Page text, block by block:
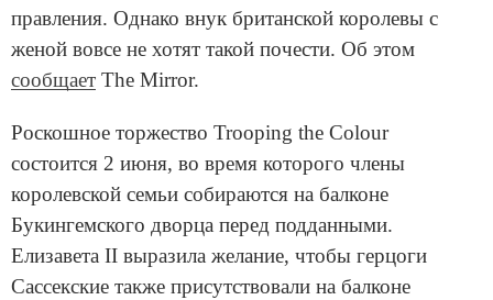
правления. Однако внук британской королевы с
женой вовсе не хотят такой почести. Об этом
сообщает The Mirror.
Роскошное торжество Trooping the Colour
состоится 2 июня, во время которого члены
королевской семьи собираются на балконе
Букингемского дворца перед подданными.
Елизавета II выразила желание, чтобы герцоги
Сассекские также присутствовали на балконе